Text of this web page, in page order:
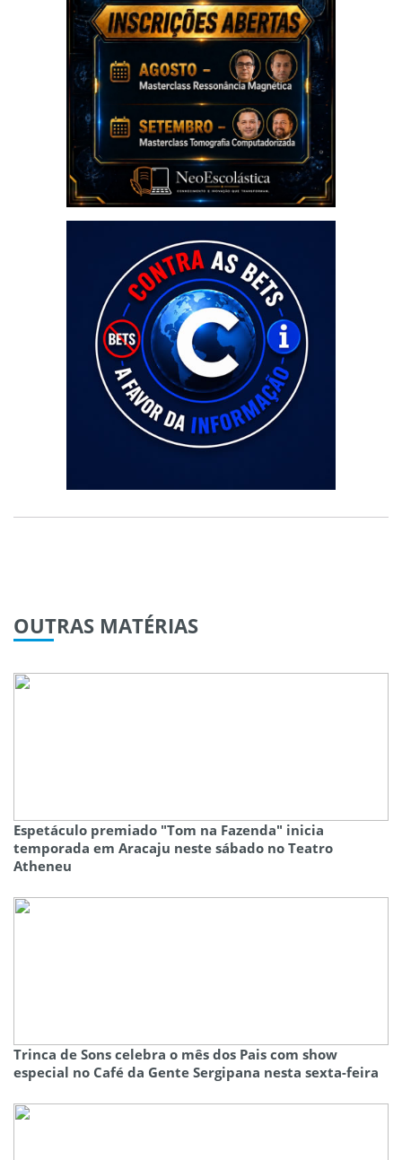
OUTRAS MATÉRIAS
Espetáculo premiado "Tom na Fazenda" inicia
temporada em Aracaju neste sábado no Teatro
Atheneu
Trinca de Sons celebra o mês dos Pais com show
especial no Café da Gente Sergipana nesta sexta-feira